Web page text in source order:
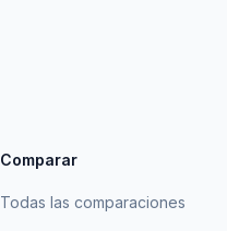
Comparar
Todas las comparaciones